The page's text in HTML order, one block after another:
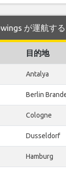
が運航す
目的地
Antalya
Berlin
Cologne
Dusseldorf
Hamburg